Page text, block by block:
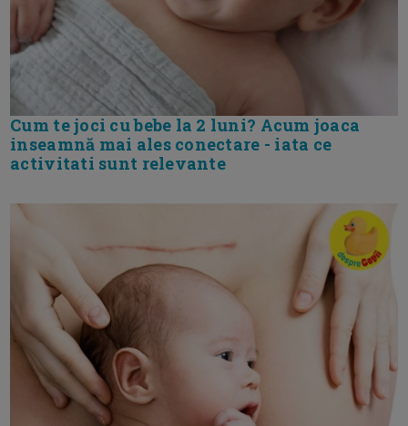
Cum te joci cu bebe la 2 luni? Acum joaca
inseamnă mai ales conectare - iata ce
activitati sunt relevante